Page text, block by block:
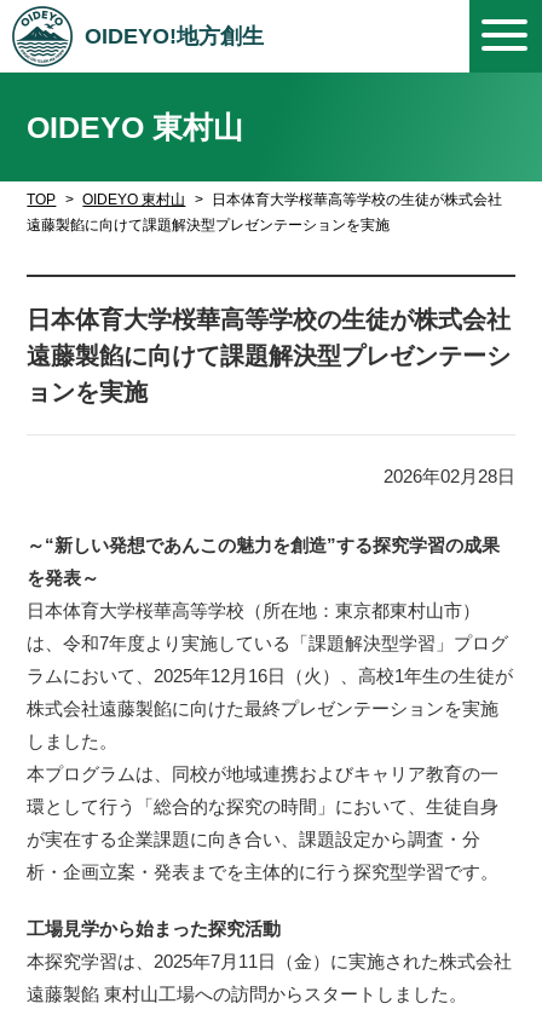
OIDEYO!地方創生
OIDEYO 東村山
TOP OIDEYO 東村山
日本体育大学桜華高等学校の生徒が株式会社
遠藤製餡に向けて課題解決型プレゼンテーションを実施
日本体育大学桜華高等学校の生徒が株式会社
遠藤製餡に向けて課題解決型プレゼンテーシ
ョンを実施
2026年02月28日
～“新しい発想であんこの魅力を創造”する探究学習の成果
を発表～
日本体育大学桜華高等学校（所在地：東京都東村山市）
は、令和7年度より実施している「課題解決型学習」プログ
ラムにおいて、2025年12月16日（火）、高校1年生の生徒が
株式会社遠藤製餡に向けた最終プレゼンテーションを実施
しました。
本プログラムは、同校が地域連携およびキャリア教育の一
環として行う「総合的な探究の時間」において、生徒自身
が実在する企業課題に向き合い、課題設定から調査・分
析・企画立案・発表までを主体的に行う探究型学習です。
工場見学から始まった探究活動
本探究学習は、2025年7月11日（金）に実施された株式会社
遠藤製餡 東村山工場への訪問からスタートしました。